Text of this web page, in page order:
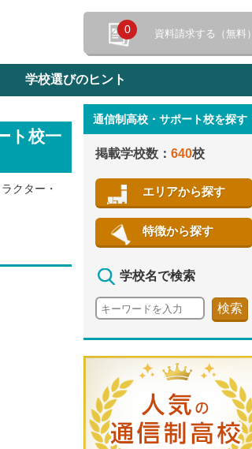
0 資料請求する（無料）
検索
特徴から探す
学校選びのヒント
ト校一
クター・
通信制高校・サポート校を探す
掲載学校数： 640校
エリアから探す
特徴から探す
学校名で検索